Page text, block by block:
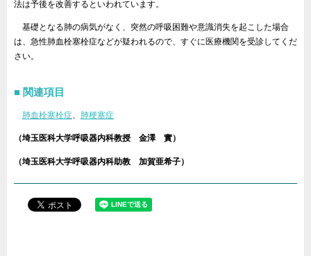
法は予後を改善するといわれています。
基礎となる肺の病気がなく、突然の呼吸困難や意識消失を起こした場合
は、急性肺血栓塞栓症などが疑われるので、すぐに医療機関を受診してくだ
さい。
関連項目
肺血栓塞栓症、 肺梗塞症
（埼玉医科大学呼吸器内科教授 金澤 實）
（埼玉医科大学呼吸器内科助教 加賀亜希子）